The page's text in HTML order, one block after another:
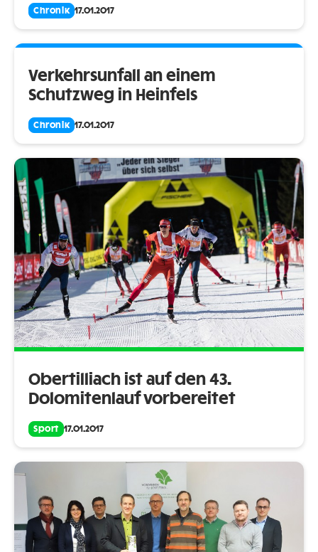
Chronik 17.01.2017
Verkehrsunfall an einem
Schutzweg in Heinfels
Chronik 17.01.2017
Obertilliach ist auf den 43.
Dolomitenlauf vorbereitet
Sport 17.01.2017